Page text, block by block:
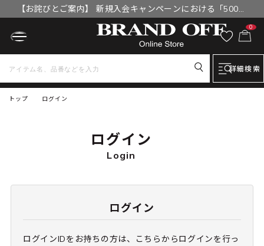
【お詫びとご案内】 新規入会キャンペーンにおける「500円
OFFクーポン」付与漏れと補填について
0
詳細検索
トップ ログイン
ログイン
Login
ログイン
ログインIDをお持ちの方は、こちらからログインを行っ